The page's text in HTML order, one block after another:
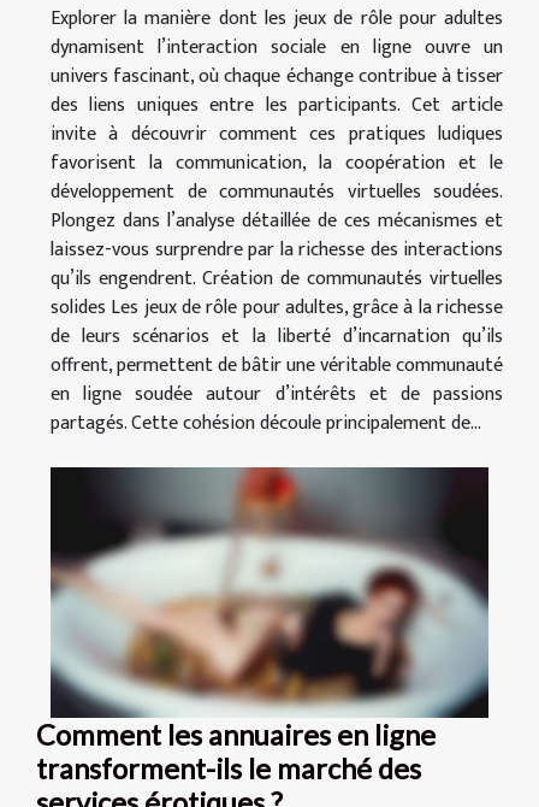
Explorer la manière dont les jeux de rôle pour adultes
dynamisent l’interaction sociale en ligne ouvre un
univers fascinant, où chaque échange contribue à tisser
des liens uniques entre les participants. Cet article
invite à découvrir comment ces pratiques ludiques
favorisent la communication, la coopération et le
développement de communautés virtuelles soudées.
Plongez dans l’analyse détaillée de ces mécanismes et
laissez-vous surprendre par la richesse des interactions
qu’ils engendrent. Création de communautés virtuelles
solides Les jeux de rôle pour adultes, grâce à la richesse
de leurs scénarios et la liberté d’incarnation qu’ils
offrent, permettent de bâtir une véritable communauté
en ligne soudée autour d’intérêts et de passions
partagés. Cette cohésion découle principalement de...
Comment les annuaires en ligne
transforment-ils le marché des